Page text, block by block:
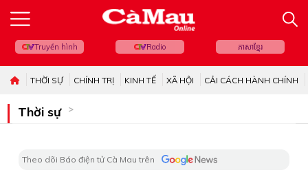
Truyền hình Radio ភាសាខ្មែរ
THỜI SỰ CHÍNH TRỊ KINH TẾ XÃ HỘI CẢI CÁCH HÀNH CHÍNH
Thời sự
Theo dõi Báo điện tử Cà Mau trên